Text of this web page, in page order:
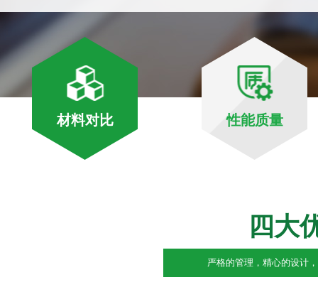
材料对比 性能质量
四大
严格的管理，精心的设计